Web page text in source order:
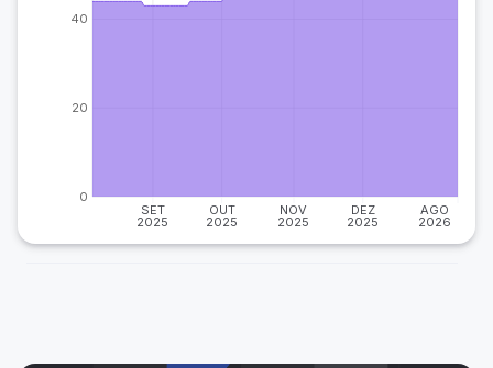
SET
2025
OUT
2025
NOV
2025
DEZ
2025
AGO
2026
0
20
40